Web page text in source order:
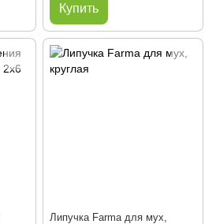
Купить
Липучка Farma для мух,